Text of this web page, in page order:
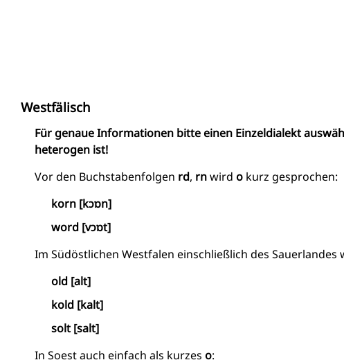
Westfälisch
Für genaue Informationen bitte einen Einzeldialekt
heterogen ist!
Vor den Buchstabenfolgen rd, rnwird o kurz gesprochen:
korn [kɔɒn]
word [vɔɒt]
Im Südöstlichen Westfalen einschließlich des Sauerlandes
old [alt]
kold [kalt]
solt [salt]
In Soest auch einfach als kurzes o: